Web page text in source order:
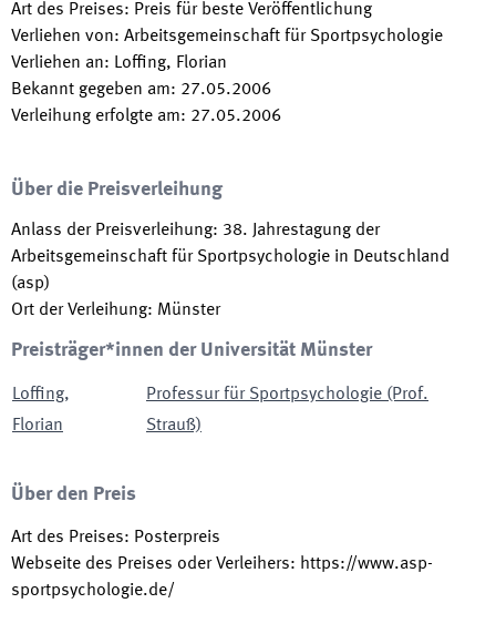
Art des Preises: Preis für beste Veröffentlichung
Verliehen von: Arbeitsgemeinschaft für Sportpsychologie
Verliehen an: Loffing, Florian
Bekannt gegeben am: 27.05.2006
Verleihung erfolgte am: 27.05.2006
Über die Preisverleihung
Anlass der Preisverleihung: 38. Jahrestagung der
Arbeitsgemeinschaft für Sportpsychologie in Deutschland
(asp)
Ort der Verleihung: Münster
Preisträger*innen der Universität Münster
Loffing,
Florian
Professur für Sportpsychologie (Prof.
Strauß)
Über den Preis
Art des Preises: Posterpreis
Webseite des Preises oder Verleihers: https://www.asp-
sportpsychologie.de/